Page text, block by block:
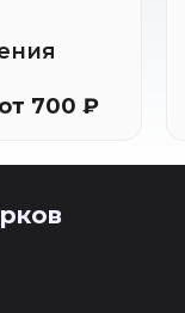
от 700 ₽